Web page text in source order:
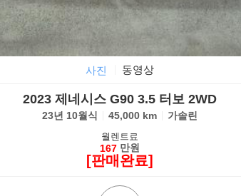
사진 동영상
2023 제네시스 G90 3.5 터보 2WD
23년 10월식 45,000 km 가솔린
월렌트료
167 만원
[판매완료]